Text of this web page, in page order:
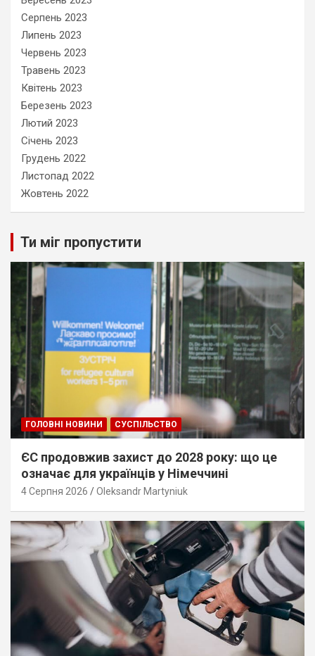
Серпень 2023
Липень 2023
Червень 2023
Травень 2023
Квітень 2023
Березень 2023
Лютий 2023
Січень 2023
Грудень 2022
Листопад 2022
Жовтень 2022
Ти міг пропустити
ГОЛОВНІ НОВИНИ СУСПІЛЬСТВО
ЄС продовжив захист до 2028 року: що це
означає для українців у Німеччині
4 Серпня 2026 Oleksandr Martyniuk